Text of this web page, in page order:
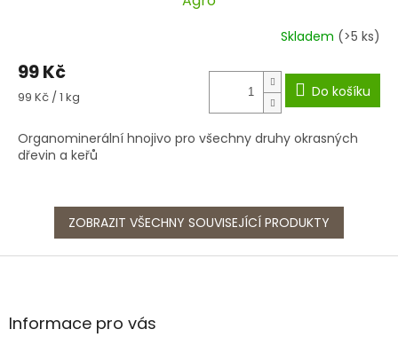
Skladem (>5 ks)
99 Kč
Měrná
99 Kč / 1 kg Do košíku
Organominerální hnojivo pro všechny druhy okrasných
dřevin a keřů
ZOBRAZIT VŠECHNY SOUVISEJÍCÍ PRODUKTY
Z
aInformace pro vás